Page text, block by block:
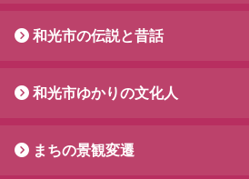
和光市の伝説と昔話
和光市ゆかりの文化人
まちの景観変遷